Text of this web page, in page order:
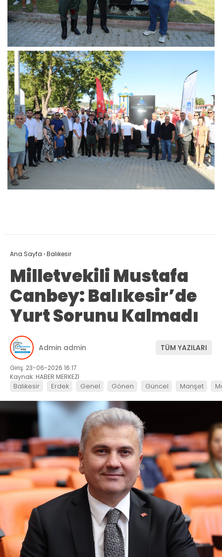
Ana Sayfa ›Balıkesir
Milletvekili Mustafa
Canbey: Balıkesir’de
Yurt Sorunu Kalmadı
Admin admin TÜM YAZILARI
Giriş: 23-06-2026 16:17
Kaynak: HABER MERKEZİ
Balıkesir Erdek Genel Gönen Güncel Manşet